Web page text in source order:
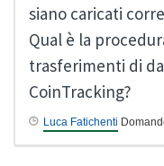
siano caricati
Qual è la
trasferimenti di
CoinTracking?
Luca Fatichenti